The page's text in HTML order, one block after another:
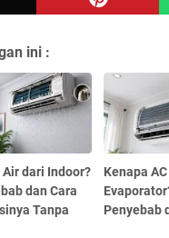
ini :
Air dari Indoor?
dan Cara
Tanpa
Kenapa
Penyebab